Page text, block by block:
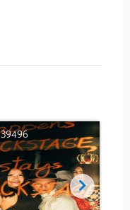
39496